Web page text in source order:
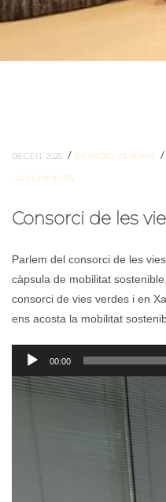
08 GEN. 2025 / BY RADIO VILAFANT /
NO COMMENTS
Consorci de les
Parlem del consorci de les
càpsula de mobilitat
consorci de vies verdes i en
ens acosta la mobilitat
Reproductor
d'àudio
00:00